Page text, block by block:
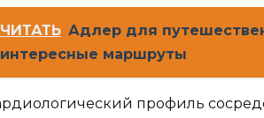
ЧИТАТЬ Адлер для
интересные маршруты
профиль